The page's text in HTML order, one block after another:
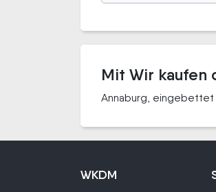
Mit Wir kaufen
Annaburg, eingebettet
WKDM